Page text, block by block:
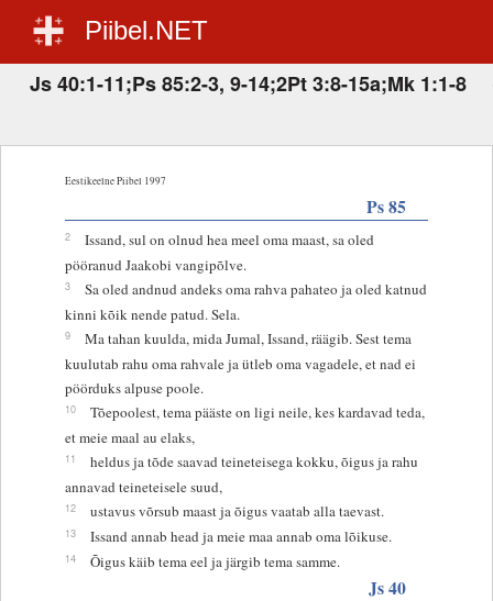
Piibel.NET
Js 40:1-11;Ps 85:2-3, 9-14;2Pt 3:8-15a;Mk 1:1-8
Eestikeelne Piibel 1997
Ps 85
2
Issand, sul on olnud hea meel oma maast, sa oled
pööranud Jaakobi vangipõlve.
3
Sa oled andnud andeks oma rahva pahateo ja oled katnud
kinni kõik nende patud. Sela.
9
Ma tahan kuulda, mida Jumal, Issand, räägib. Sest tema
kuulutab rahu oma rahvale ja ütleb oma vagadele, et nad ei
pöörduks alpuse poole.
10
Tõepoolest, tema pääste on ligi neile, kes kardavad teda,
et meie maal au elaks,
11
heldus ja tõde saavad teineteisega kokku, õigus ja rahu
annavad teineteisele suud,
12 ustavus võrsub maast ja õigus vaatab alla taevast.
13 Issand annab head ja meie maa annab oma lõikuse.
14 Õigus käib tema eel ja järgib tema samme.
Js 40